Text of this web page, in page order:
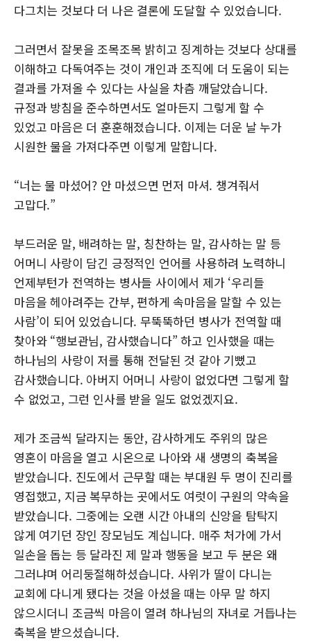
다그치는 것보다 더 나은 결론에 도달할 수 있었습니다.
그러면서 잘못을 조목조목 밝히고 징계하는 것보다 상대를
이해하고 다독여주는 것이 개인과 조직에 더 도움이 되는
결과를 가져올 수 있다는 사실을 차츰 깨달았습니다.
규정과 방침을 준수하면서도 얼마든지 그렇게 할 수
있었고 마음은 더 훈훈해졌습니다. 이제는 더운 날 누가
시원한 물을 가져다주면 이렇게 말합니다.
“너는 물 마셨어? 안 마셨으면 먼저 마셔. 챙겨줘서
고맙다.”
부드러운 말, 배려하는 말, 칭찬하는 말, 감사하는 말 등
어머니 사랑이 담긴 긍정적인 언어를 사용하려 노력하니
언제부턴가 전역하는 병사들 사이에서 제가 ‘우리들
마음을 헤아려주는 간부, 편하게 속마음을 말할 수 있는
사람’이 되어 있었습니다. 무뚝뚝하던 병사가 전역할 때
찾아와 “행보관님, 감사했습니다” 하고 인사했을 때는
하나님의 사랑이 저를 통해 전달된 것 같아 기뻤고
감사했습니다. 아버지 어머니 사랑이 없었다면 그렇게 할
수 없었고, 그런 인사를 받을 일도 없었겠지요.
제가 조금씩 달라지는 동안, 감사하게도 주위의 많은
영혼이 마음을 열고 시온으로 나아와 새 생명의 축복을
받았습니다. 진도에서 근무할 때는 부대원 두 명이 진리를
영접했고, 지금 복무하는 곳에서도 여럿이 구원의 약속을
받았습니다. 그중에는 오랜 시간 아내의 신앙을 탐탁지
않게 여기던 장인 장모님도 계십니다. 매주 처가에 가서
일손을 돕는 등 달라진 제 말과 행동을 보고 두 분은 왜
그러냐며 어리둥절해하셨습니다. 사위가 딸이 다니는
교회에 다니게 됐다는 것을 아셨을 때는 아무 말 하지
않으시더니 조금씩 마음이 열려 하나님의 자녀로 거듭나는
축복을 받으셨습니다.